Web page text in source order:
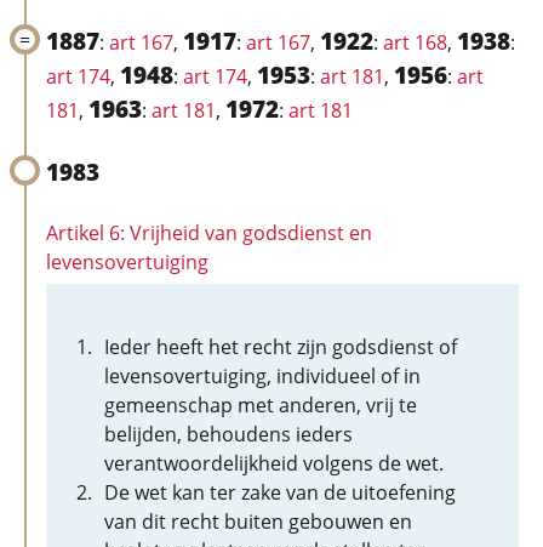
1887: art 167, 1917: art 167, 1922: art 168, 1938:
art 174, 1948: art 174, 1953: art 181, 1956: art
181, 1963: art 181, 1972: art 181
1983
Artikel 6: Vrijheid van godsdienst en
levensovertuiging
Ieder heeft het recht zijn godsdienst of
levensovertuiging, individueel of in
gemeenschap met anderen, vrij te
belijden, behoudens ieders
verantwoordelijkheid volgens de wet.
De wet kan ter zake van de uitoefening
van dit recht buiten gebouwen en